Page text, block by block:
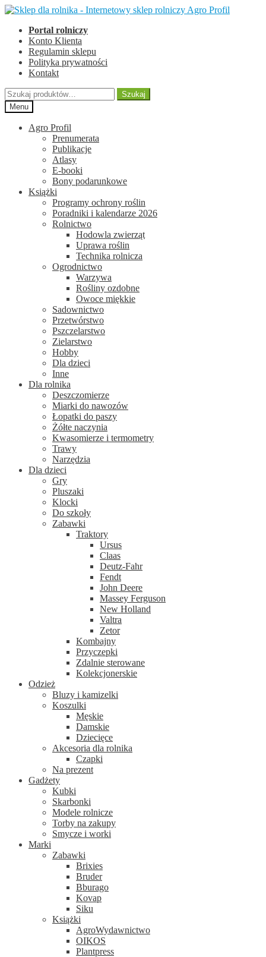
Przejdź
nawigacji
Przejdź
treści
Portal rolniczy
Konto Klienta
Regulamin sklepu
Polityka prywatności
Kontakt
Szukaj:
Szukaj
Menu
Agro Profil
Prenumerata
Publikacje
Atlasy
E-booki
Bony podarunkowe
Książki
Programy ochrony roślin
Poradniki i kalendarze 2026
Rolnictwo
Hodowla zwierząt
Uprawa roślin
Technika rolnicza
Ogrodnictwo
Warzywa
Rośliny ozdobne
Owoce miękkie
Sadownictwo
Przetwórstwo
Pszczelarstwo
Zielarstwo
Hobby
Dla dzieci
Inne
Dla rolnika
Deszczomierze
Miarki do nawozów
Łopatki do paszy
Żółte naczynia
Kwasomierze i termometry
Trawy
Narzędzia
Dla dzieci
Gry
Pluszaki
Klocki
Do szkoły
Zabawki
Traktory
Ursus
Claas
Deutz-Fahr
Fendt
John Deere
Massey Ferguson
New Holland
Valtra
Zetor
Kombajny
Przyczepki
Zdalnie sterowane
Kolekcjonerskie
Odzież
Bluzy i kamizelki
Koszulki
Męskie
Damskie
Dziecięce
Akcesoria dla rolnika
Czapki
Na prezent
Gadżety
Kubki
Skarbonki
Modele rolnicze
Torby na zakupy
Smycze i worki
Marki
Zabawki
Brixies
Bruder
Bburago
Kovap
Siku
Książki
AgroWydawnictwo
OIKOS
Plantpress